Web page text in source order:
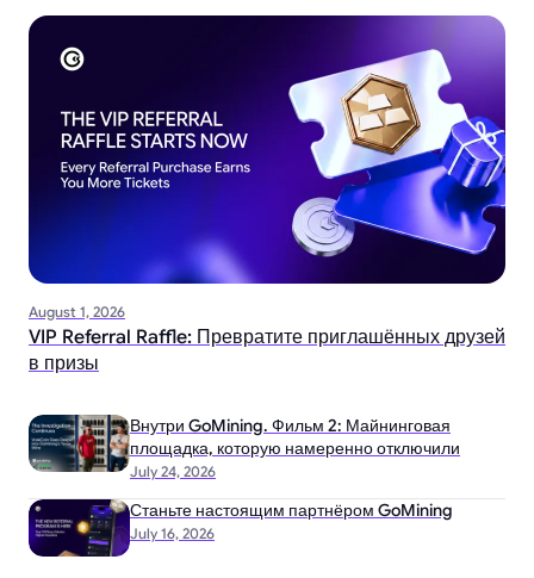
August 1, 2026
VIP Referral Raffle: Превратите приглашённых друзей
в призы
July 24, 2026
Внутри GoMining. Фильм 2: Майнинговая
площадка, которую намеренно отключили
July 16, 2026
Станьте настоящим партнёром GoMining